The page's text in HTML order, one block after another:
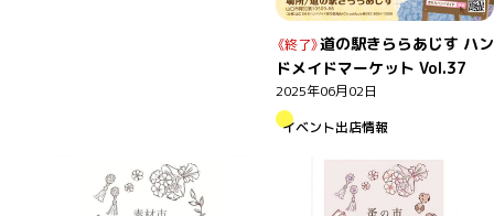
道の駅きららあじす ハン
ドメイドマーケット Vol.37
2025年06月02日
イベント出店情報